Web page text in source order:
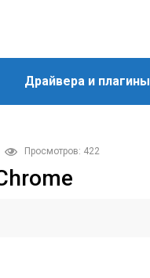
Драйвера и плагины
Просмотров: 422